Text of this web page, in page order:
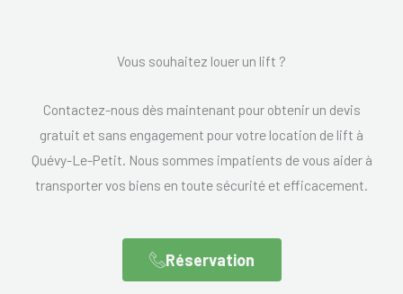
Vous souhaitez louer un lift ?
Contactez-nous dès maintenant pour obtenir un devis
gratuit et sans engagement pour votre location de lift à
Quévy-Le-Petit. Nous sommes impatients de vous aider à
transporter vos biens en toute sécurité et efficacement.
Réservation